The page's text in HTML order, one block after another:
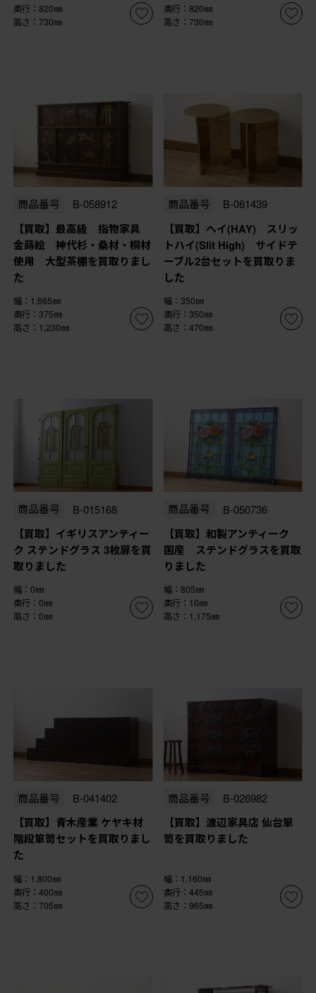
奥行：820㎜
高さ：730㎜
奥行：820㎜
高さ：730㎜
商品番号 B-058912
【買取】最高級 指物家具
金蒔絵 神代杉・桑材・桐材
使用 大型茶棚を買取りまし
た
幅：1,665㎜
奥行：375㎜
高さ：1,230㎜
商品番号 B-061439
【買取】ヘイ(HAY) スリッ
トハイ(Slit High) サイドテ
ーブル2台セットを買取りま
した
幅：350㎜
奥行：350㎜
高さ：470㎜
商品番号 B-015168
【買取】イギリスアンティー
ク ステンドグラス 3枚扉を買
取りました
幅：0㎜
奥行：0㎜
高さ：0㎜
商品番号 B-050736
【買取】和製アンティーク
国産 ステンドグラスを買取
りました
幅：805㎜
奥行：10㎜
高さ：1,175㎜
商品番号 B-041402
【買取】青木産業 ケヤキ材
階段箪笥セットを買取りまし
た
幅：1,800㎜
奥行：400㎜
高さ：705㎜
商品番号 B-026982
【買取】渡辺家具店 仙台箪
笥を買取りました
幅：1,160㎜
奥行：445㎜
高さ：965㎜